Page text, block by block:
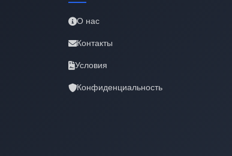
О нас
Контакты
Условия
Конфиденциальность